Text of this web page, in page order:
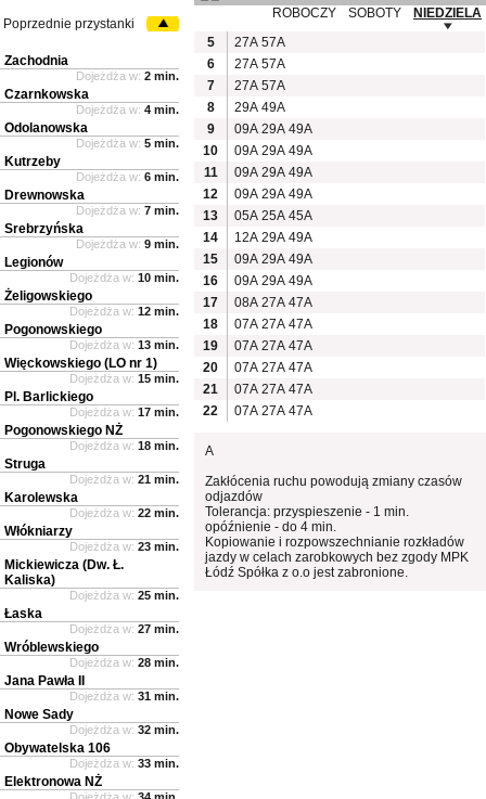
ROBOCZY
SOBOTY
NIEDZIELA
5
27A 57A
6
27A 57A
7
27A 57A
8
29A 49A
9
09A 29A 49A
10
09A 29A 49A
11
09A 29A 49A
12
09A 29A 49A
13
05A 25A 45A
14
12A 29A 49A
15
09A 29A 49A
16
09A 29A 49A
17
08A 27A 47A
18
07A 27A 47A
19
07A 27A 47A
20
07A 27A 47A
21
07A 27A 47A
22
07A 27A 47A
A
Zakłócenia ruchu powodują zmiany czasów
odjazdów
Tolerancja: przyspieszenie - 1 min.
opóźnienie - do 4 min.
Kopiowanie i rozpowszechnianie rozkładów
jazdy w celach zarobkowych bez zgody MPK
Łódź Spółka z o.o jest zabronione.
Poprzednie przystanki
Zachodnia
Dojeżdża w: 2 min.
Czarnkowska
Dojeżdża w: 4 min.
Odolanowska
Dojeżdża w: 5 min.
Kutrzeby
Dojeżdża w: 6 min.
Drewnowska
Dojeżdża w: 7 min.
Srebrzyńska
Dojeżdża w: 9 min.
Legionów
Dojeżdża w: 10 min.
Żeligowskiego
Dojeżdża w: 12 min.
Pogonowskiego
Dojeżdża w: 13 min.
Więckowskiego (LO nr 1)
Dojeżdża w: 15 min.
Pl. Barlickiego
Dojeżdża w: 17 min.
Pogonowskiego NŻ
Dojeżdża w: 18 min.
Struga
Dojeżdża w: 21 min.
Karolewska
Dojeżdża w: 22 min.
Włókniarzy
Dojeżdża w: 23 min.
Mickiewicza (Dw. Ł.
Kaliska)
Dojeżdża w: 25 min.
Łaska
Dojeżdża w: 27 min.
Wróblewskiego
Dojeżdża w: 28 min.
Jana Pawła II
Dojeżdża w: 31 min.
Nowe Sady
Dojeżdża w: 32 min.
Obywatelska 106
Dojeżdża w: 33 min.
Elektronowa NŻ